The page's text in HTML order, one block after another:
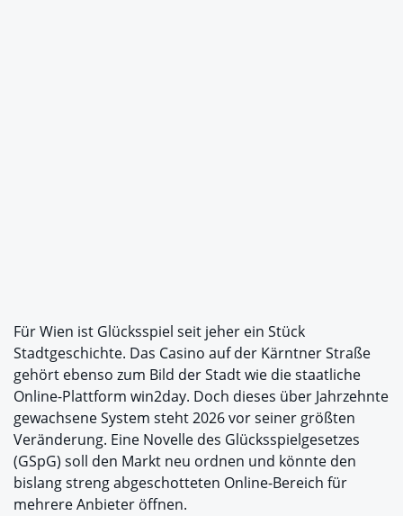
Für Wien ist Glücksspiel seit jeher ein Stück
Stadtgeschichte. Das Casino auf der Kärntner Straße
gehört ebenso zum Bild der Stadt wie die staatliche
Online-Plattform win2day. Doch dieses über Jahrzehnte
gewachsene System steht 2026 vor seiner größten
Veränderung. Eine Novelle des Glücksspielgesetzes
(GSpG) soll den Markt neu ordnen und könnte den
bislang streng abgeschotteten Online-Bereich für
mehrere Anbieter öffnen.